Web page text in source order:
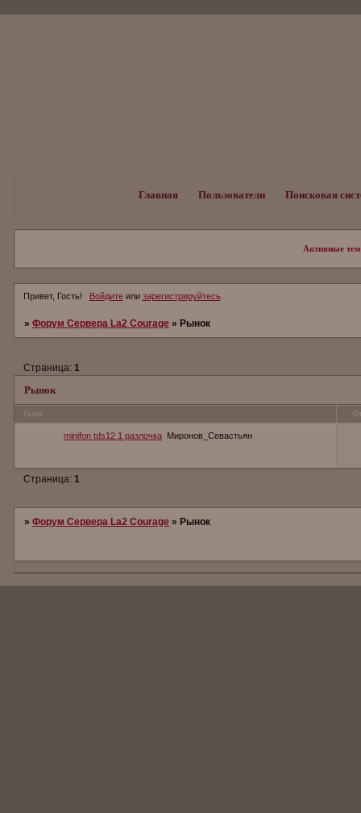
Главная Пользователи Поисковая
Активные
Привет, Гость! Войдитеили зарегистрируйтесь.
»Форум Сервера La2 Сourage »Рынок
Рынок
Страница: 1
Тема
minifon tds12 1 разлочка Миронов_Севастьян
Страница:1
»Форум Сервера La2 Сourage » Рынок